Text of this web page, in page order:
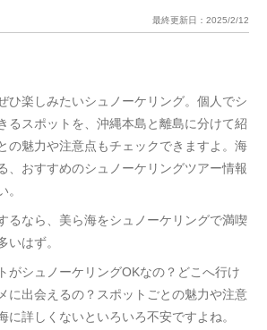
最終更新日： 2025/2/12
ひ楽しみたいシュノーケリング。個人でシ
るスポットを、沖縄本島と離島に分けて紹
の魅力や注意点もチェックできますよ。海
、おすすめのシュノーケリングツアー情報
。
るなら、美ら海をシュノーケリングで満喫
いはず。
がシュノーケリングOKなの？どこへ行け
に出会えるの？スポットごとの魅力や注意
に詳しくないといろいろ不安ですよね。